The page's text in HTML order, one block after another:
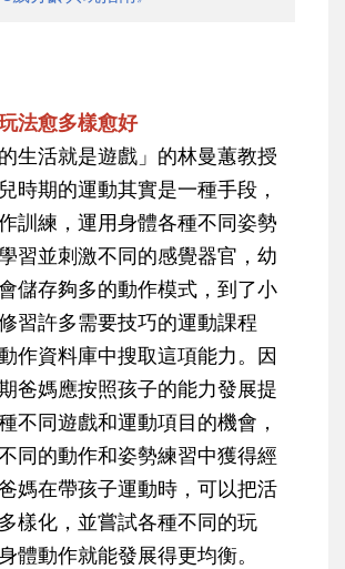
法愈多樣愈好
生活就是遊戲」的林曼蕙教授
時期的運動其實是一種手段，
訓練，運用身體各種不同姿勢
習並刺激不同的感覺器官，幼
儲存夠多的動作模式，到了小
習許多需要技巧的運動課程
作資料庫中搜取這項能力。因
爸媽應按照孩子的能力發展提
不同遊戲和運動項目的機會，
同的動作和姿勢練習中獲得經
媽在帶孩子運動時，可以把活
樣化，並嘗試各種不同的玩
體動作就能發展得更均衡。